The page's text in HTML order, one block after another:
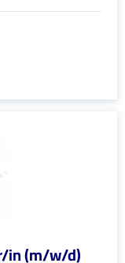
in (m/w/d)